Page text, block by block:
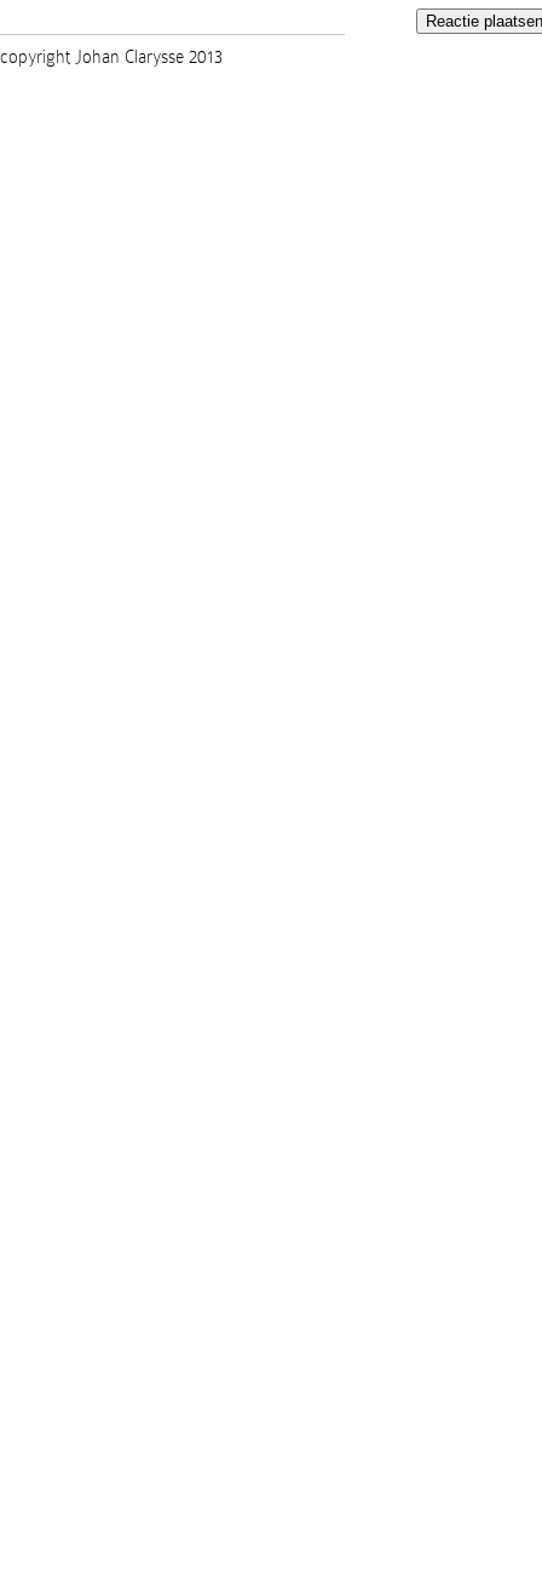
copyright Johan Clarysse 2013